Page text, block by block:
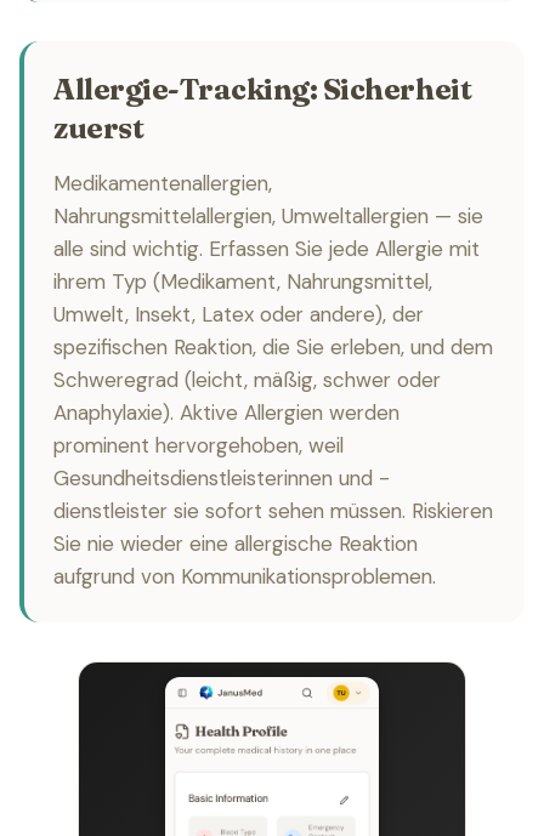
Allergie-Tracking: Sicherheit
zuerst
Medikamentenallergien,
Nahrungsmittelallergien, Umweltallergien — sie
alle sind wichtig. Erfassen Sie jede Allergie mit
ihrem Typ (Medikament, Nahrungsmittel,
Umwelt, Insekt, Latex oder andere), der
spezifischen Reaktion, die Sie erleben, und dem
Schweregrad (leicht, mäßig, schwer oder
Anaphylaxie). Aktive Allergien werden
prominent hervorgehoben, weil
Gesundheitsdienstleisterinnen und -
dienstleister sie sofort sehen müssen. Riskieren
Sie nie wieder eine allergische Reaktion
aufgrund von Kommunikationsproblemen.